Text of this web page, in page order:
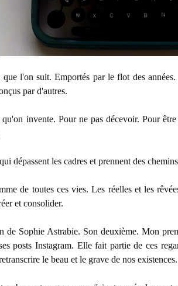
l'on suit. Emportés par le flot des
par d'autres.
invente. Pour ne pas décevoir. Pour
dépassent les cadres et prennent des
de toutes ces vies. Les réelles et les
et consolider.
de Sophie Astrabie. Son deuxième. Mon
posts Instagram. Elle fait partie de ces
le beau et le grave de nos existences.